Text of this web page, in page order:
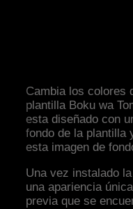
Cambia los colores
plantilla Boku wa
esta diseñado con
fondo de la plantilla
esta imagen de
Una vez instalado
una apariencia
previa que se